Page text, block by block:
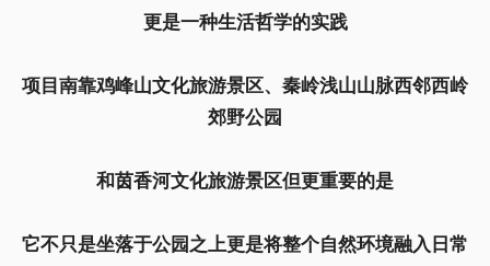
更是一种生活哲学的实践
项目南靠鸡峰山文化旅游景区、秦岭浅山山脉西邻西岭
郊野公园
和茵香河文化旅游景区但更重要的是
它不只是坐落于公园之上更是将整个自然环境融入日常